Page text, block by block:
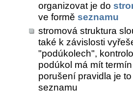
organizovat je do
ve formě seznamu
stromová struktura
také k závislosti
"podúkolech",
podúkol má mít
porušení pravidla je
seznamu